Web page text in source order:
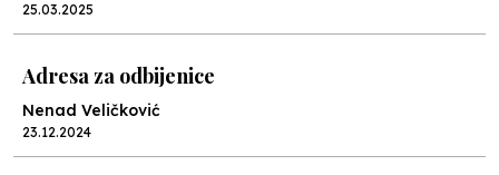
25.03.2025
Adresa za odbijenice
Nenad Veličković
23.12.2024